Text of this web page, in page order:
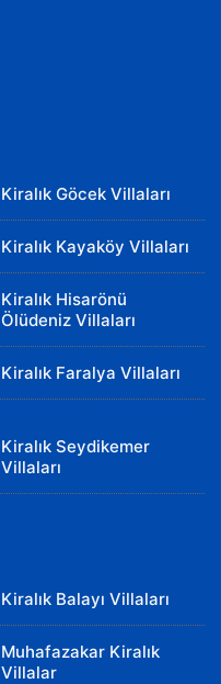
Kiralık Göcek Villaları
Kiralık Kayaköy Villaları
Kiralık Hisarönü
Ölüdeniz Villaları
Kiralık Faralya Villaları
Kiralık Seydikemer
Villaları
Kiralık Balayı Villaları
Muhafazakar Kiralık
Villalar